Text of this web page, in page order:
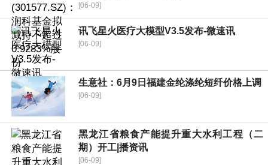
[06-09]
讯飞星火医疗大模型V3.5发布-微速讯
[06-09]
生意社：6月9日福建金纶涤纶短纤价格上调
[06-09]
黑龙江省粮食产能提升重大水利工程（二
期）开工|播资讯
[06-09]